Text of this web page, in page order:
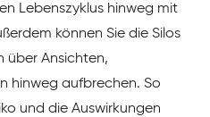
Lebenszyklus hinweg mit
können Sie die Silos
über Ansichten,
hinweg aufbrechen. So
und die Auswirkungen